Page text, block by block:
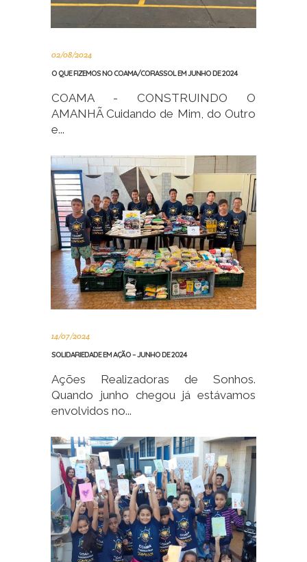
02/08/2024
O QUE FIZEMOS NO COAMA/CORASSOL EM JUNHO DE 2024
COAMA - CONSTRUINDO O
AMANHÃ Cuidando de Mim, do Outro
e...
14/07/2024
SOLIDARIEDADE EM AÇÃO – JUNHO DE 2024
Ações Realizadoras de Sonhos.
Quando junho chegou já estávamos
envolvidos no...